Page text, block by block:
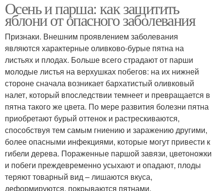
Осень и парша: как защитить
яблони от опасного заболевания
Признаки. Внешним проявлением заболевания
являются характерные оливково-бурые пятна на
листьях и плодах. Больше всего страдают от парши
молодые листья на верхушках побегов: на их нижней
стороне сначала возникает бархатистый оливковый
налет, который впоследствии темнеет и превращается в
пятна такого же цвета. По мере развития болезни пятна
приобретают бурый оттенок и растрескиваются,
способствуя тем самым гниению и заражению другими,
более опасными инфекциями, которые могут привести к
гибели дерева. Пораженные паршой завязи, цветоножки
и побеги преждевременно усыхают и опадают, плоды
теряют товарный вид – лишаются вкуса,
деформируются, покрываются пятнами.